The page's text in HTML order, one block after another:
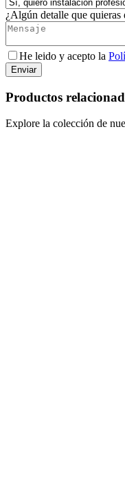
¿Algún detalle que quieras
He leido y acepto la
Enviar
Productos
Explore la colección de